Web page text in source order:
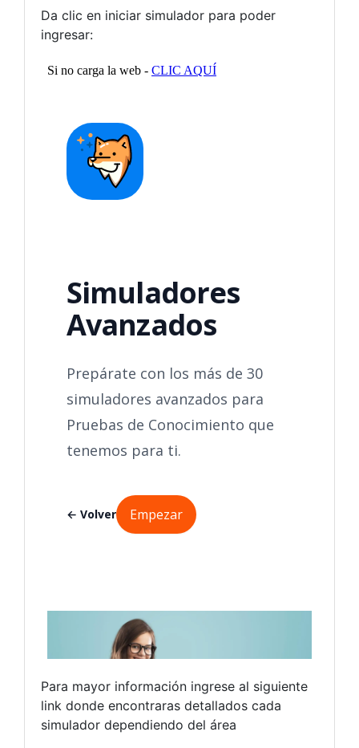
Da clic en iniciar simulador para poder
ingresar:
Para mayor información ingrese al siguiente
link donde encontraras detallados cada
simulador dependiendo del área